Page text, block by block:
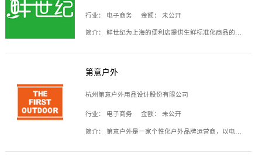
行业： 电子商务 金额： 未公开
简介： 鲜世纪为上海的便利店提供生鲜标准化商品的供应链服务，帮商家解决生鲜采购、运营问题，帮助商家销售。平台提供的商品覆盖果蔬肉类、常温与低温奶制品、冷冻食品、零食饮料、粮油副食、居家洗护等多个品类，上架SKU3000余个。公司建立了近万平方米的仓储场地和物流配送体系，为合作商家提供快速配送服务。
第意户外
杭州第意户外用品设计股份有限公司
行业： 电子商务 金额： 未公开
简介： 第意户外是一家个性化户外品牌运营商，以电子商务为主要载体，主要从事户外产品的设计、生产、销售业务，产品包含冲锋衣、户外鞋、户外背包等。